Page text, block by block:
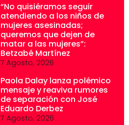
“No quisiéramos seguir
atendiendo a los niños de
mujeres asesinadas;
queremos que dejen de
matar a las mujeres”:
Betzabé Martínez
7 Agosto, 2026
Paola Dalay lanza polémico
mensaje y reaviva rumores
de separación con José
Eduardo Derbez
7 Agosto, 2026